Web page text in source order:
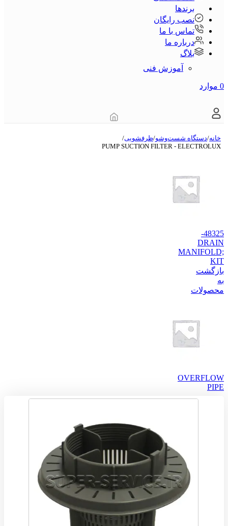
برندها
نصب رایگان
تماس با ما
درباره ما
بلاگ
آموزش فنی
0 موارد
خانه/دستگاه شست‌و‌شو/ظرفشویی/
PUMP SUCTION FILTER - ELECTROLUX
48325-
DRAIN
MANIFOLD;
KIT
بازگشت
به
محصولات
OVERFLOW
PIPE